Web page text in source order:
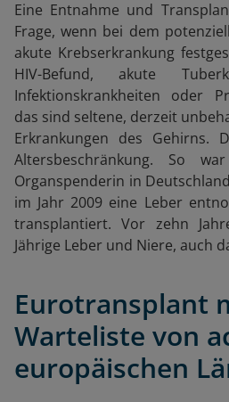
Eine Entnahme und
Frage, wenn bei dem
akute Krebserkrankung
HIV-Befund, akute
Infektionskrankheiten oder
das sind seltene, derzeit
Erkrankungen des Gehirns.
Altersbeschränkung. So
Organspenderin in
im Jahr 2009 eine Leber
transplantiert. Vor zehn
Jährige Leber und Niere, auch
Eurotransplant
Warteliste von
europäischen